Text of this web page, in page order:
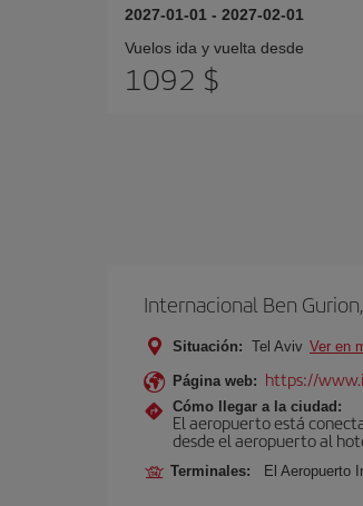
2027-01-01 - 2027-02-01
Vuelos ida y vuelta desde
1092 $
Internacional Ben
Situación: Tel Aviv Ver en
Página web: https://
Cómo llegar a la ciudad:
El aeropuerto está
desde el aeropuerto al
Terminales: El Aeropuerto